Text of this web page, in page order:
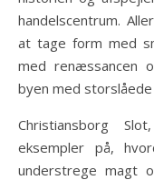
handelscentrum.
at tage form med
med renæssancen
byen med
Christiansborg
eksempler på,
understrege magt